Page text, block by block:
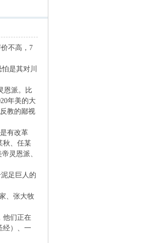
不高，7
是其对川
恩派。比
年美的大
教的鄙视
有改革
秋、任某
灵恩派、
足巨人的
、张大牧
他们正在
经）、一